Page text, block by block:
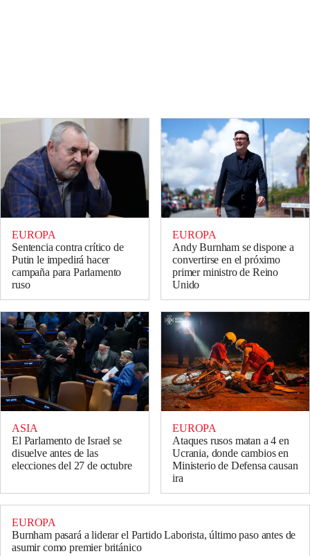
EUROPA
Sentencia contra crítico de
Putin le impedirá hacer
campaña para Parlamento
ruso
EUROPA
Andy Burnham se dispone a
convertirse en el próximo
primer ministro de Reino
Unido
ASIA
El Parlamento de Israel se
disuelve antes de las
elecciones del 27 de octubre
EUROPA
Ataques rusos matan a 4 en
Ucrania, donde cambios en
Ministerio de Defensa causan
ira
EUROPA
Burnham pasará a liderar el Partido Laborista, último paso antes de
asumir como premier británico